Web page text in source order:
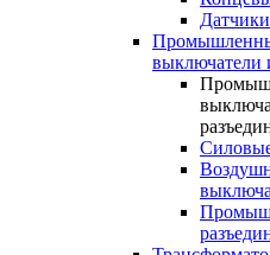
Датчики
выключатели